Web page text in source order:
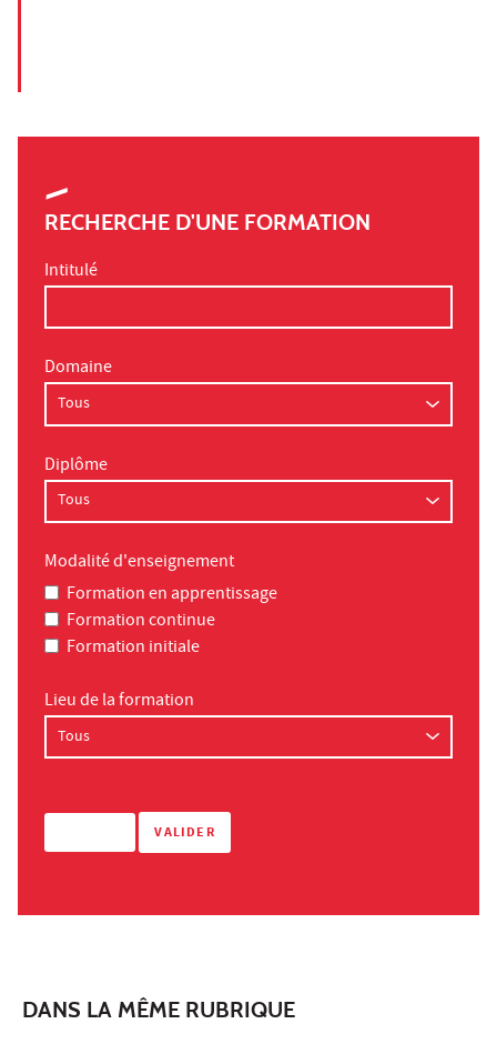
RECHERCHE D'UNE FORMATION
Intitulé
Domaine
Diplôme
Modalité d'enseignement
Formation en apprentissage
Formation continue
Formation initiale
Lieu de la formation
DANS LA MÊME RUBRIQUE